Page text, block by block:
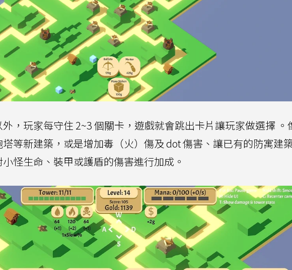
，玩家每守住 2~3 個關卡，遊戲就會跳出卡片讓玩家做選擇 。
等新建築，或是增加毒（火）傷及 dot 傷害、讓已有的防寓建
怪生命、裝甲或護盾的傷害進行加成。